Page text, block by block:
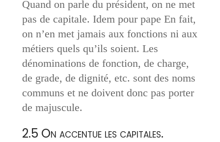
Quand on parle du président, on ne met
pas de capitale. Idem pour pape En fait,
on n’en met jamais aux fonctions ni aux
métiers quels qu’ils soient. Les
dénominations de fonction, de charge,
de grade, de dignité, etc. sont des noms
communs et ne doivent donc pas porter
de majuscule.
2.5 On accentue les capitales.